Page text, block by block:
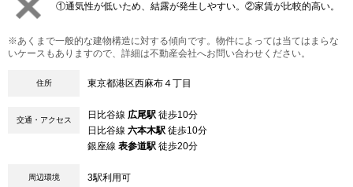
①通気性が低いため、結露が発生しやすい。②家賃が比較的高い。
※あくまで一般的な建物構造に対する傾向です。物件によっては当てはまらな
いケースもありますので、詳細は不動産会社へお問い合わせください。
住所 東京都港区西麻布４丁目
交通・アクセス 日比谷線 広尾駅 徒歩10分
日比谷線 六本木駅 徒歩10分
銀座線 表参道駅 徒歩20分
周辺環境 3駅利用可